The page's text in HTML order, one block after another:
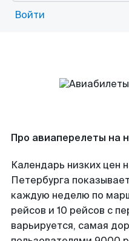
Войти
Про авиаперелеты на
Календарь низких цен
Петербурга
каждую неделю по
рейсов и 10 рейсов с
варьируется, самая